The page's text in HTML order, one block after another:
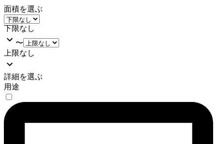
面積を選ぶ
下限なし
〜
上限なし
詳細を選ぶ
用途